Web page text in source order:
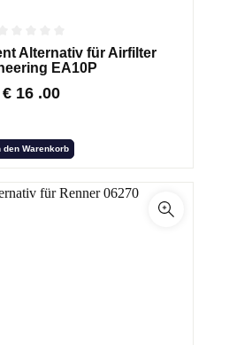
Alternativ für Airfilter
EA10P
€ 16 .00
den Warenkorb